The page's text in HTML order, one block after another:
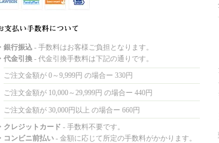
銀行振込 - 手数料はお客様ご負担となります。
代金引換 - 代金引換手数料は下記の通りです。
ご注文金額が 0～9,999円 の場合ー 330円
ご注文金額が 10,000～29,999円 の場合ー 440円
ご注文金額が 30,000円以上 の場合ー 660円
クレジットカード - 手数料不要です。
コンビニ前払い - 金額に応じて所定の手数料がかかります。